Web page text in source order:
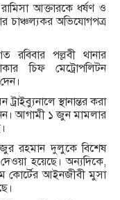
আক্তারকে ধর্ষণ ও
চাঞ্চল্যকর অভিযোগপত্র
রবিবার পল্লবী থানার
চিফ মেট্রোপলিটন
স্থানান্তর করা
আগামী ১ জুন মামলার
রহমান দুলুকে বিশেষ
হয়েছে। অন্যদিকে,
কোর্টের আইনজীবী মুসা